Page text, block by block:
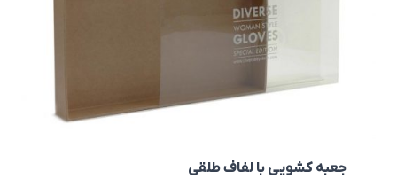
جعبه کشویی با لفاف طلقی